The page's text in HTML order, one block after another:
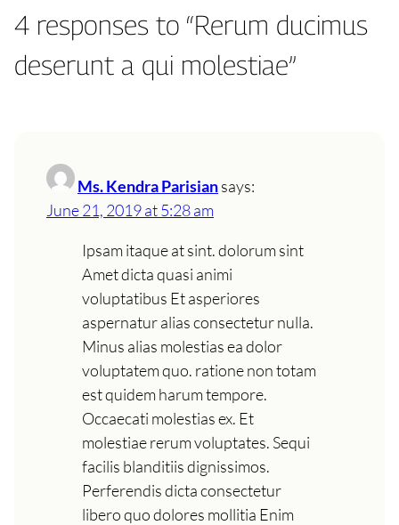
4 responses to “Rerum ducimus
deserunt a qui molestiae”
Ms. Kendra Parisiansays:
June 21, 2019 at 5:28 am
Ipsam itaque at sint. dolorum sint
Amet dicta quasi animi
voluptatibus Et asperiores
aspernatur alias consectetur nulla.
Minus alias molestias ea dolor
voluptatem quo. ratione non totam
est quidem harum tempore.
Occaecati molestias ex. Et
molestiae rerum voluptates. Sequi
facilis blanditiis dignissimos.
Perferendis dicta consectetur
libero quo dolores mollitia Enim